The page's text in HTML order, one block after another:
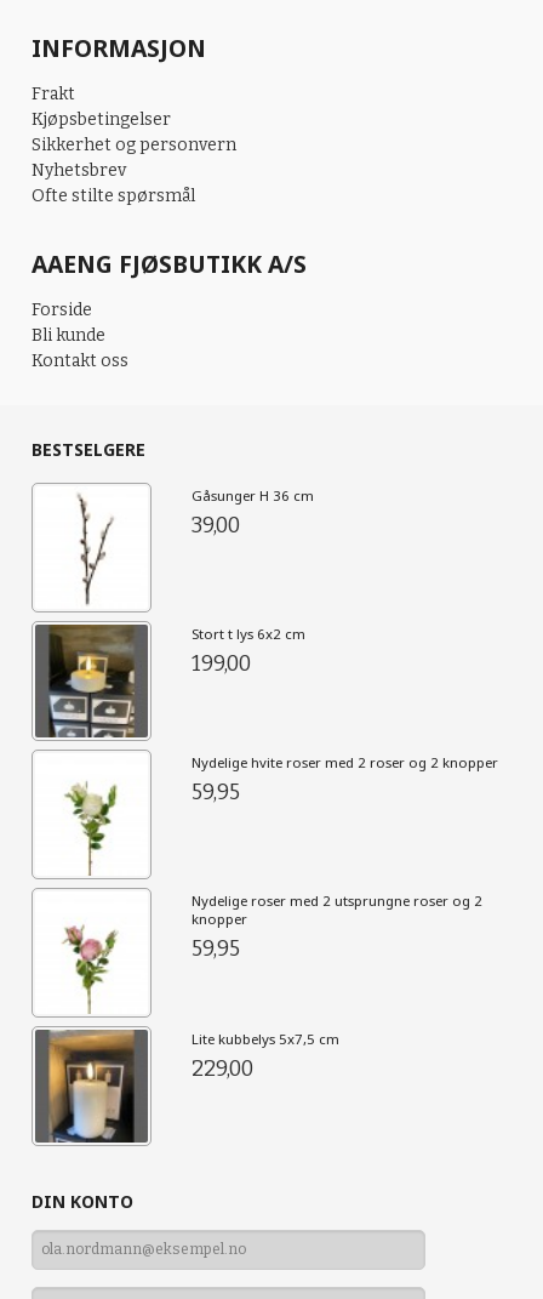
INFORMASJON
Frakt
Kjøpsbetingelser
Sikkerhet og personvern
Nyhetsbrev
Ofte stilte spørsmål
AAENG FJØSBUTIKK A/S
Forside
Bli kunde
Kontakt oss
BESTSELGERE
Gåsunger H 36 cm
39,00
Stort t lys 6x2 cm
199,00
Nydelige hvite roser med 2 roser og 2 knopper
59,95
Nydelige roser med 2 utsprungne roser og 2
knopper
59,95
Lite kubbelys 5x7,5 cm
229,00
DIN KONTO